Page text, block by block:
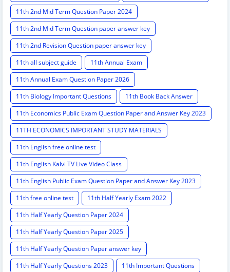
11th 2nd Mid Term Question Paper 2024
11th 2nd Mid Term Question paper answer key
11th 2nd Revision Question paper answer key
11th all subject guide
11th Annual Exam
11th Annual Exam Question Paper 2026
11th Biology Important Questions
11th Book Back Answer
11th Economics Public Exam Question Paper and Answer Key 2023
11TH ECONOMICS IMPORTANT STUDY MATERIALS
11th English free online test
11th English Kalvi TV Live Video Class
11th English Public Exam Question Paper and Answer Key 2023
11th free online test
11th Half Yearly Exam 2022
11th Half Yearly Question Paper 2024
11th Half Yearly Question Paper 2025
11th Half Yearly Question Paper answer key
11th Half Yearly Questions 2023
11th Important Questions